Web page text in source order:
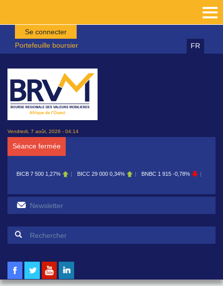
Aller au contenu principal
Se connecter
Portefeuille boursier
FR
Vendredi, 7 août, 2026 - 04:14
Séance fermée
BICC 29 000 0,34% BNBC 1 915 -0,78% BOAB 8 700 0,11%
Formulaire de recherche